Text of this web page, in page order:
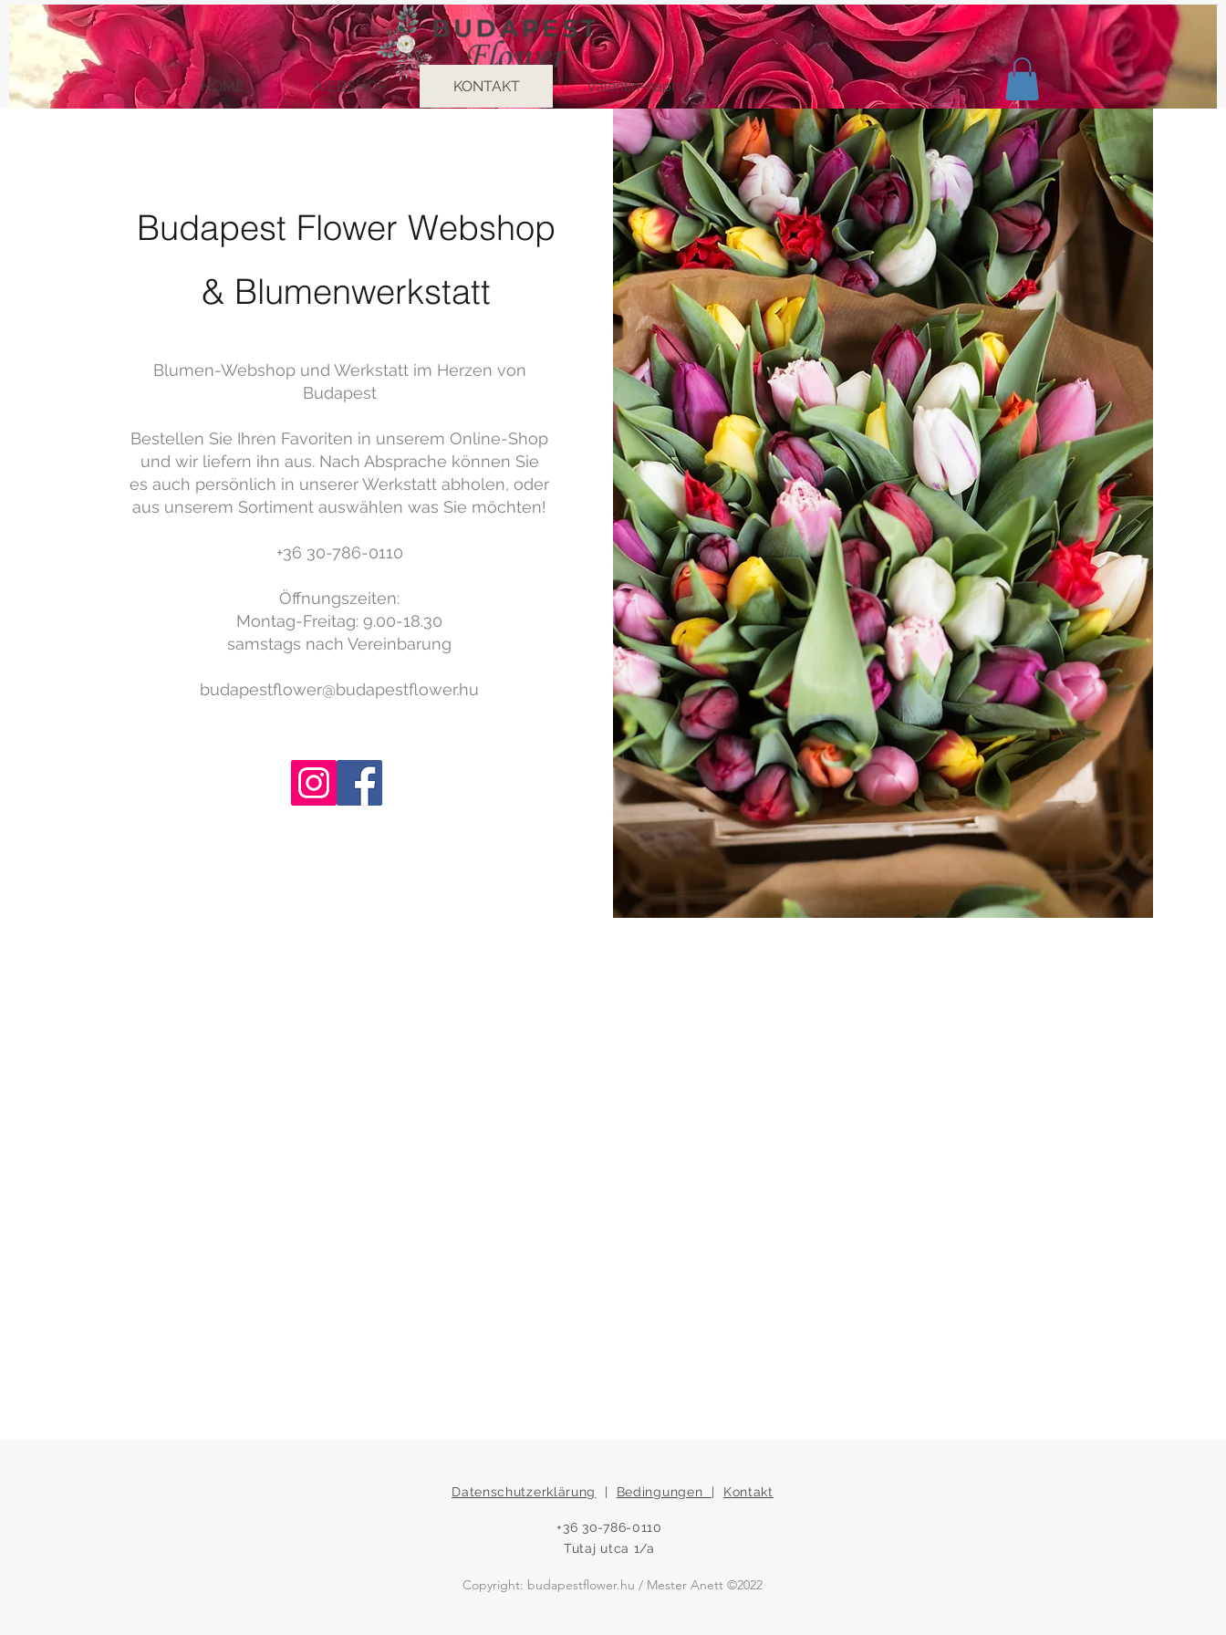
HOME WEBSHOP KONTAKT Valentin-napra
Budapest Flower Webshop
& Blumenwerkstatt
Blumen-Webshop und Werkstatt im Herzen von
Budapest
Bestellen Sie Ihren Favoriten in unserem Online-Shop
und wir liefern ihn aus. Nach Absprache können Sie
es auch persönlich in unserer Werkstatt abholen, oder
aus unserem Sortiment auswählen was Sie möchten!
+36 30-786-0110
Öffnungszeiten:
Montag-Freitag: 9.00-18.30
samstags nach Vereinbarung
budapestflower@budapestflower.hu
Datenschutzerklärung Bedingungen Kontakt
+36 30-786-0110
Tutaj utca 1/a
Copyright: budapestflower.hu / Mester Anett ©2022